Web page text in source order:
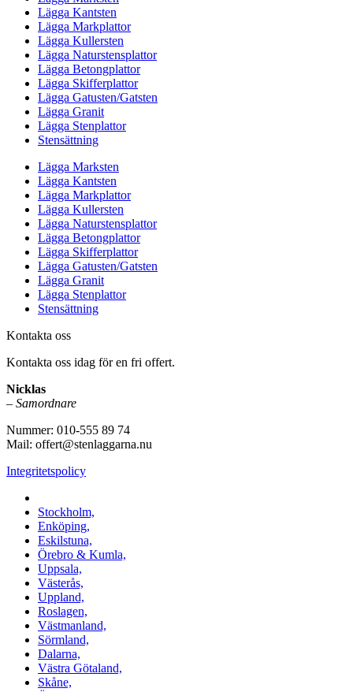
Lägga Kantsten
Lägga Markplattor
Lägga Kullersten
Lägga Naturstensplattor
Lägga Betongplattor
Lägga Skifferplattor
Lägga Gatusten/Gatsten
Lägga Granit
Lägga Stenplattor
Stensättning
Lägga Marksten
Lägga Kantsten
Lägga Markplattor
Lägga Kullersten
Lägga Naturstensplattor
Lägga Betongplattor
Lägga Skifferplattor
Lägga Gatusten/Gatsten
Lägga Granit
Lägga Stenplattor
Stensättning
Kontakta oss
Kontakta oss idag för en fri offert.
Nicklas
– Samordnare
Nummer: 010-555 89 74
Mail: offert@stenlaggarna.nu
Integritetspolicy
Stockholm,
Enköping,
Eskilstuna,
Örebro & Kumla,
Uppsala,
Västerås,
Uppland,
Roslagen,
Västmanland,
Sörmland,
Dalarna,
Västra Götaland,
Skåne,